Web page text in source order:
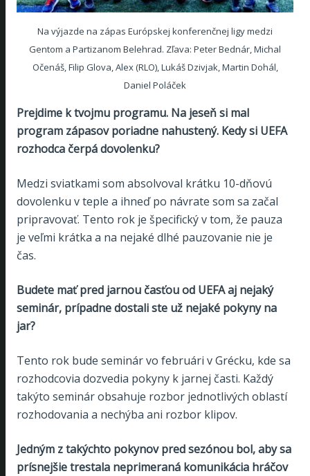
Na výjazde na zápas Európskej konferenčnej ligy medzi
Gentom a Partizanom Belehrad. Zľava: Peter Bednár, Michal
Očenáš, Filip Glova, Alex (RLO), Lukáš Dzivjak, Martin Dohál,
Daniel Poláček
Prejdime k tvojmu programu. Na jeseň si mal
program zápasov poriadne nahustený. Kedy si UEFA
rozhodca čerpá dovolenku?
Medzi sviatkami som absolvoval krátku 10-dňovú
dovolenku v teple a ihneď po návrate som sa začal
pripravovať. Tento rok je špecifický v tom, že pauza
je veľmi krátka a na nejaké dlhé pauzovanie nie je
čas.
Budete mať pred jarnou časťou od UEFA aj nejaký
seminár, prípadne dostali ste už nejaké pokyny na
jar?
Tento rok bude seminár vo februári v Grécku, kde sa
rozhodcovia dozvedia pokyny k jarnej časti. Každý
takýto seminár obsahuje rozbor jednotlivých oblastí
rozhodovania a nechýba ani rozbor klipov.
Jedným z takýchto pokynov pred sezónou bol, aby sa
prísnejšie trestala neprimeraná komunikácia hráčov